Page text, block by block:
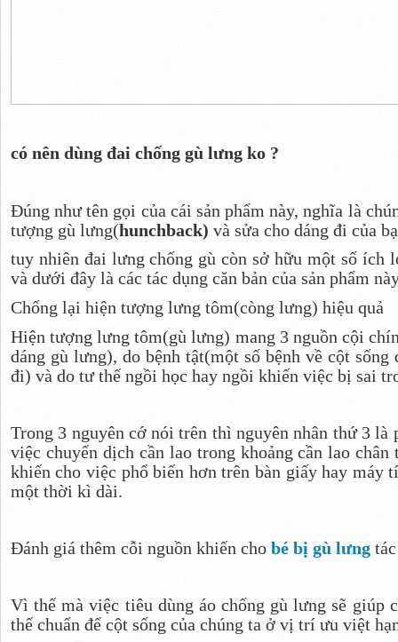
có nên dùng đai chống gù lưng ko ?
Đúng như tên gọi của cái sản phẩm này, nghĩa là
tượng gù lưng(hunchback) và sửa cho dáng đi của
tuy nhiên đai lưng chống gù còn sở hữu một số ích
và dưới đây là các tác dụng căn bản của sản phẩm
Chống lại hiện tượng lưng tôm(còng lưng) hiệu quả
Hiện tượng lưng tôm(gù lưng) mang 3 nguồn cội
dáng gù lưng), do bệnh tật(một số bệnh về cột
đi) và do tư thế ngồi học hay ngồi khiến việc bị sai
Trong 3 nguyên cớ nói trên thì nguyên nhân thứ 3 là
việc chuyển dịch cần lao trong khoảng cần lao
khiến cho việc phổ biến hơn trên bàn giấy hay
một thời kì dài.
Đánh giá thêm cỗi nguồn khiến cho bé bị gù lưngtác
Vì thế mà việc tiêu dùng áo chống gù lưng sẽ giúp
thế chuẩn để cột sống của chúng ta ở vị trí ưu việt